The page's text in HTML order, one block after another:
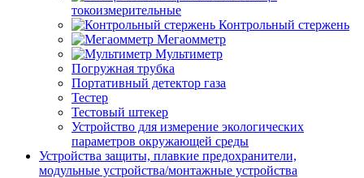
токоизмерительные
Контрольный стержень
Мегаомметр
Мультиметр
Погружная трубка
Портативный детектор газа
Тестер
Тестовый штекер
Устройство для измерение экологических
параметров окружающей среды
Устройства защиты, плавкие предохранители,
модульные устройства/монтажные устройства